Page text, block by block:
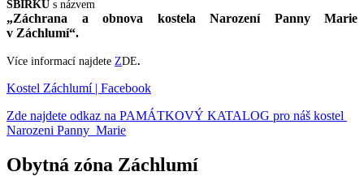
SBÍRKU s názvem
„Záchrana a obnova kostela Narození Panny Marie
v Záchlumí“.
Více informací najdete ZDE.
Kostel Záchlumí | Facebook
Zde najdete odkaz na PAMÁTKOVÝ KATALOG pro náš kostel
Narozeni Panny Marie
Obytná zóna Záchlumí